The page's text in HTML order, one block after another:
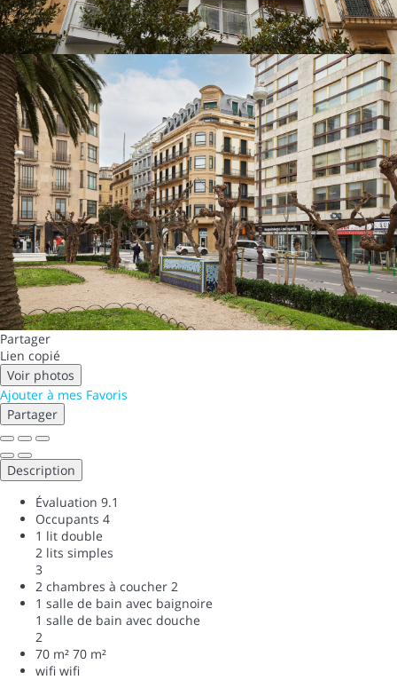
Partager
Lien copié
Voir photos
Ajouter à mes Favoris
Partager
Description
Évaluation 9.1
Occupants 4
1 lit double
2 lits simples
3
2 chambres à coucher 2
1 salle de bain avec baignoire
1 salle de bain avec douche
2
70 m² 70 m²
wifi wifi